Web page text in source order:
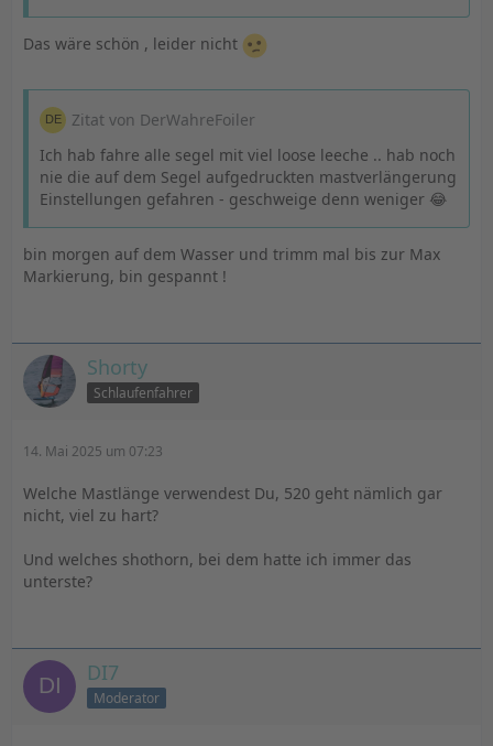
Das wäre schön , leider nicht
Zitat von DerWahreFoiler
Ich hab fahre alle segel mit viel loose leeche .. hab noch
nie die auf dem Segel aufgedruckten mastverlängerung
Einstellungen gefahren - geschweige denn weniger 😂
bin morgen auf dem Wasser und trimm mal bis zur Max
Markierung, bin gespannt !
Shorty
Schlaufenfahrer
14. Mai 2025 um 07:23
Welche Mastlänge verwendest Du, 520 geht nämlich gar
nicht, viel zu hart?
Und welches shothorn, bei dem hatte ich immer das
unterste?
DI7
Moderator